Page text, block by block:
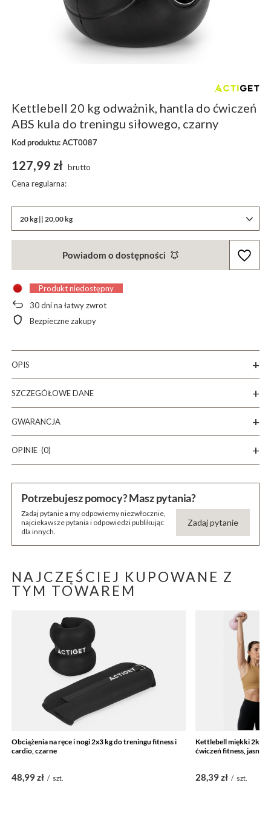
Kettlebell 20 kg odważnik, hantla do ćwiczeń
ABS kula do treningu siłowego, czarny
Kod produktu: ACT0087
20 kg || 20,00 kg
127,99 zł brutto
Cena regularna:
Powiadom o dostępności
Produkt niedostępny
30dni na łatwy zwrot
Bezpieczne zakupy
OPIS
SZCZEGÓŁOWE DANE
GWARANCJA
OPINIE (0)
Potrzebujesz pomocy? Masz pytania?
Zadaj pytanie a my odpowiemy niezwłocznie,
najciekawsze pytania i odpowiedzi publikując
dla innych.
Zadaj pytanie
NAJCZĘŚCIEJ KUPOWANE Z
TYM TOWAREM
Obciążenia na ręce i nogi 2x3 kg do treningu fitness i
cardio, czarne
48,99 zł / szt.
Kettlebell miękki 2kg
ćwiczeń fitness,
28,39 zł / szt.